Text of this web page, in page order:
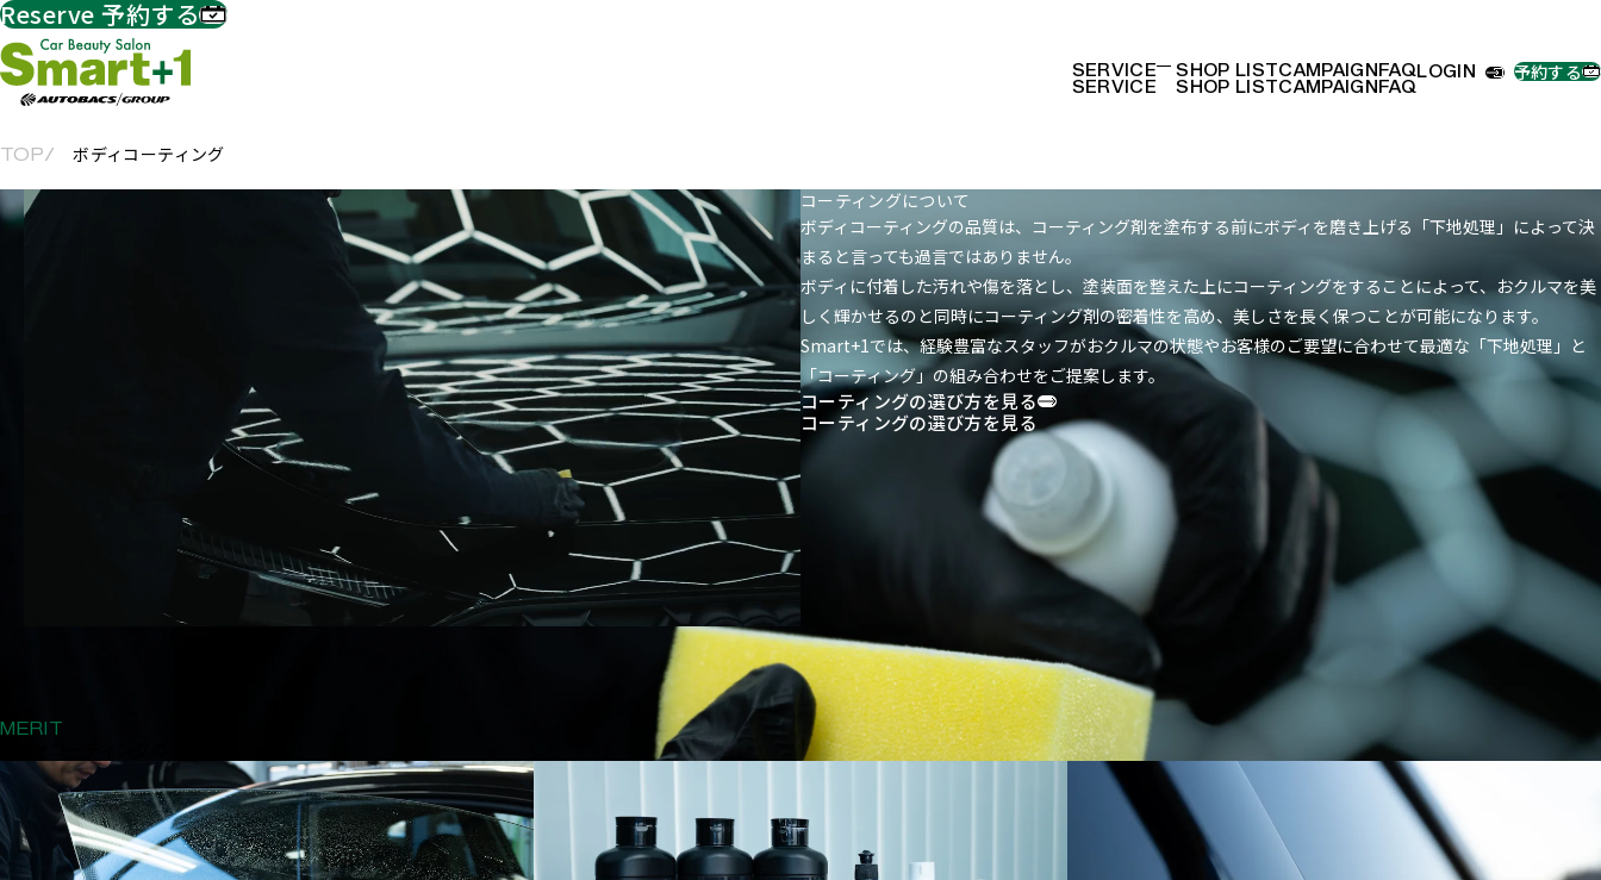
SERVICE
SERVICE
ボディコーティング
フィルム・ラッピング
SHOP LIST
SHOP LIST
CAMPAIGN
CAMPAIGN
FAQ
FAQ
LOGIN 予約する
TOP
ボディコーティング
コーティングについて
ボディコーティングの品質は、コーティング剤を塗布する前にボディを磨き上げる「下地処理」によって決
まると言っても過言ではありません。
ボディに付着した汚れや傷を落とし、塗装面を整えた上にコーティングをすることによって、おクルマを美
しく輝かせるのと同時にコーティング剤の密着性を高め、美しさを長く保つことが可能になります。
Smart+1では、経験豊富なスタッフがおクルマの状態やお客様のご要望に合わせて最適な「下地処理」と
「コーティング」の組み合わせをご提案します。
コーティングの選び方を見る
コーティングの選び方を見る
MERIT
Reserve 予約する